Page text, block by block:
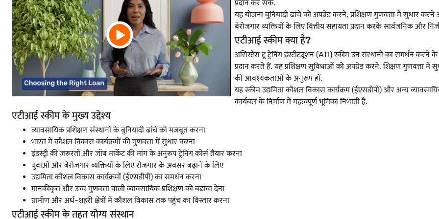
प्रदान कर सकें.
यह योजना बुनियादी ढांचे को अपग्रेड करने, प्रशिक्षण गुणवत्ता में सुधार
बेरोजगार व्यक्तियों के लिए वित्तीय सहायता प्रदान करके सार्वजनिक और
एटीआई स्कीम क्या है?
असिस्टेंस टू ट्रेनिंग इंस्टीट्यूशन (ATI) स्कीम उन संस्थानों का समर्थन करने
प्रदान करते हैं. यह प्रशिक्षण सुविधाओं को अपग्रेड करने, शिक्षण गुणवत्ता में
की आवश्यकताओं के अनुरूप हों.
यह स्कीम उद्यमिता कौशल विकास कार्यक्रम (ईएसडीपी) और अन्य
कार्यबल के निर्माण में महत्वपूर्ण भूमिका निभाती है.
एटीआई स्कीम के मुख्य उद्देश्य
व्यावसायिक प्रशिक्षण संस्थानों के बुनियादी ढांचे को मजबूत करना
भारत में कौशल विकास कार्यक्रमों की गुणवत्ता में सुधार करना
इंडस्ट्री की ज़रूरतों और जॉब मार्केट की मांग के अनुरूप ट्रेनिंग कोर्स तैयार करना
युवाओं और बेरोजगार व्यक्तियों के लिए रोजगार के अवसर बढ़ाने के लिए
उद्यमिता कौशल विकास कार्यक्रमों (ईएसडीपी) का समर्थन करना
मानकीकृत और उच्च गुणवत्ता वाली व्यावसायिक प्रशिक्षण को बढ़ावा देना
ग्रामीण और अर्ध-शहरी क्षेत्रों में कौशल विकास तक पहुंच का विस्तार करना
एटीआई स्कीम के तहत योग्य संस्थान